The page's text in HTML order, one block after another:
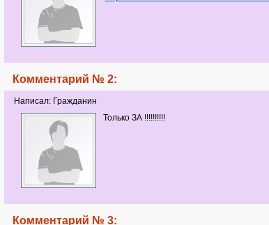
Комментарий № 2:
Написал: Гражданин
Только ЗА !!!!!!!!!!
Комментарий № 3: